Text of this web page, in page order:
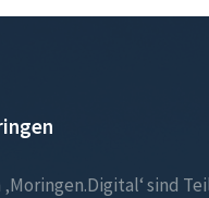
sind